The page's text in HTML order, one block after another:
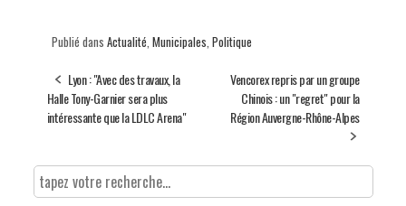
Publié dans Actualité, Municipales, Politique
Lyon : "Avec des travaux, la
Halle Tony-Garnier sera plus
intéressante que la LDLC Arena"
Vencorex repris par un groupe
Chinois : un "regret" pour la
Région Auvergne-Rhône-Alpes